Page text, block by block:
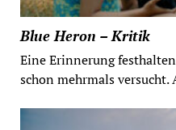
Blue Heron – Kritik
Eine Erinnerung
schon mehrmals